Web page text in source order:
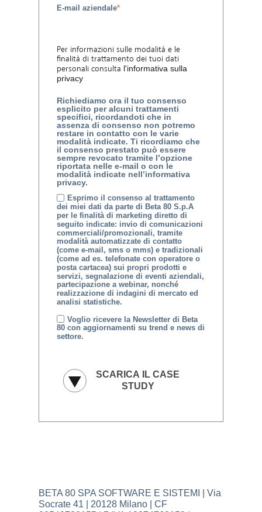
E-mail aziendale*
Per informazioni sulle modalità e le
finalità di trattamento dei tuoi dati
personali consulta l'informativa sulla
privacy
Richiediamo ora il tuo consenso
esplicito per alcuni trattamenti
specifici, ricordandoti che in
assenza di consenso non potremo
restare in contatto con le varie
modalità indicate. Ti ricordiamo che
il consenso prestato può essere
sempre revocato tramite l’opzione
riportata nelle e-mail o con le
modalità indicate nell’informativa
privacy.
Esprimo il consenso al trattamento
dei miei dati da parte di Beta 80 S.p.A
per le finalità di marketing diretto di
seguito indicate: invio di comunicazioni
commerciali/promozionali, tramite
modalità automatizzate di contatto
(come e-mail, sms o mms) e tradizionali
(come ad es. telefonate con operatore o
posta cartacea) sui propri prodotti e
servizi, segnalazione di eventi aziendali,
partecipazione a webinar, nonché
realizzazione di indagini di mercato ed
analisi statistiche.
Voglio ricevere la Newsletter di Beta
80 con aggiornamenti su trend e news di
settore.
BETA 80 SPA SOFTWARE E SISTEMI | Via
Socrate 41 | 20128 Milano | CF